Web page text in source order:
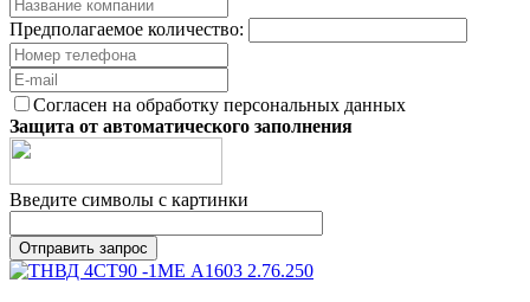
Предполагаемое количество:
Согласен на обработку персональных данных
Защита от автоматического заполнения
Введите символы с картинки